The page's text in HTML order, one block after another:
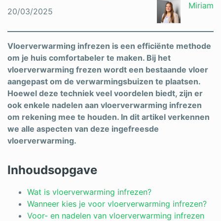
20/03/2025
Miriam
Vloerverwarming infrezen is een efficiënte methode
om je huis comfortabeler te maken. Bij het
vloerverwarming frezen wordt een bestaande vloer
aangepast om de verwarmingsbuizen te plaatsen.
Hoewel deze techniek veel voordelen biedt, zijn er
ook enkele nadelen aan vloerverwarming infrezen
om rekening mee te houden. In dit artikel verkennen
we alle aspecten van deze ingefreesde
vloerverwarming.
Inhoudsopgave
Wat is vloerverwarming infrezen?
Wanneer kies je voor vloerverwarming infrezen?
Voor- en nadelen van vloerverwarming infrezen